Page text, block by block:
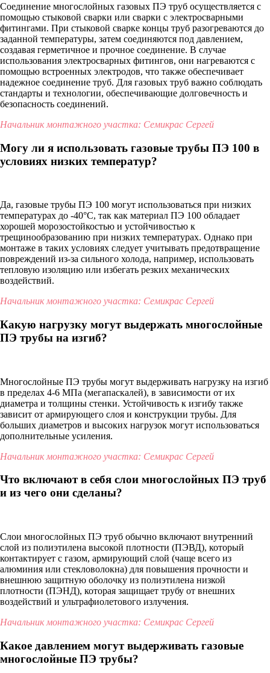
Соединение многослойных газовых ПЭ труб осуществляется с
помощью стыковой сварки или сварки с электросварными
фитингами. При стыковой сварке концы труб разогреваются до
заданной температуры, затем соединяются под давлением,
создавая герметичное и прочное соединение. В случае
использования электросварных фитингов, они нагреваются с
помощью встроенных электродов, что также обеспечивает
надежное соединение труб. Для газовых труб важно соблюдать
стандарты и технологии, обеспечивающие долговечность и
безопасность соединений.
Начальник монтажного участка: Семикрас Сергей
Могу ли я использовать газовые трубы ПЭ 100 в
условиях низких температур?
Да, газовые трубы ПЭ 100 могут использоваться при низких
температурах до -40°C, так как материал ПЭ 100 обладает
хорошей морозостойкостью и устойчивостью к
трещинообразованию при низких температурах. Однако при
монтаже в таких условиях следует учитывать предотвращение
повреждений из-за сильного холода, например, использовать
тепловую изоляцию или избегать резких механических
воздействий.
Начальник монтажного участка: Семикрас Сергей
Какую нагрузку могут выдержать многослойные
ПЭ трубы на изгиб?
Многослойные ПЭ трубы могут выдерживать нагрузку на изгиб
в пределах 4-6 МПа (мегапаскалей), в зависимости от их
диаметра и толщины стенки. Устойчивость к изгибу также
зависит от армирующего слоя и конструкции трубы. Для
больших диаметров и высоких нагрузок могут использоваться
дополнительные усиления.
Начальник монтажного участка: Семикрас Сергей
Что включают в себя слои многослойных ПЭ труб
и из чего они сделаны?
Слои многослойных ПЭ труб обычно включают внутренний
слой из полиэтилена высокой плотности (ПЭВД), который
контактирует с газом, армирующий слой (чаще всего из
алюминия или стекловолокна) для повышения прочности и
внешнюю защитную оболочку из полиэтилена низкой
плотности (ПЭНД), которая защищает трубу от внешних
воздействий и ультрафиолетового излучения.
Начальник монтажного участка: Семикрас Сергей
Какое давлением могут выдерживать газовые
многослойные ПЭ трубы?